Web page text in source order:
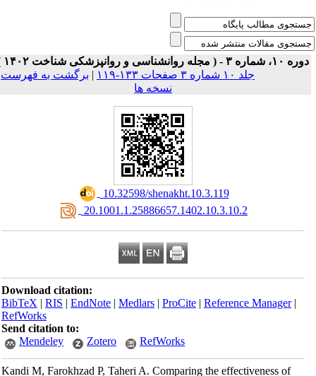
شماره ۳ - ( مجله روانشناسی و روانپزشکی شناخت ۱۴۰۲ )
جلد ۱۰ شماره ۳ صفحات ۱۳۳-۱۱۹
| برگشت به فهرست
نسخه ها
‎ 10.32598/shenakht.10.3.119
‎ 20.1001.1.25886657.1402.10.3.10.2
Download citation:
BibTeX|RIS|EndNote|Medlars|ProCite|Reference Manager
RefWorks
Send citation to:
Mendeley
Zotero RefWorks
Kandi M, Farokhzad P, Taheri A. Comparing the effectiveness of